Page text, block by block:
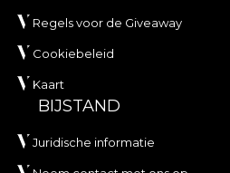
Regels voor de Giveaway
Cookiebeleid
Kaart
BIJSTAND
Juridische informatie